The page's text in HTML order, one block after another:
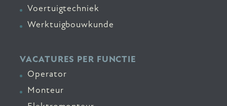
Voertuigtechniek
Werktuigbouwkunde
VACATURES PER FUNCTIE
Operator
Monteur